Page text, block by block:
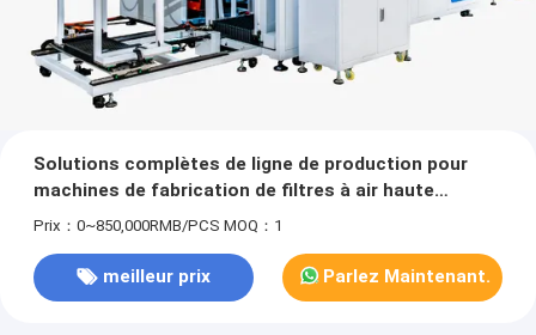
Solutions complètes de ligne de production pour
machines de fabrication de filtres à air haute
performance
Prix：0~850,000RMB/PCS MOQ：1
meilleur prix Parlez Maintenant.